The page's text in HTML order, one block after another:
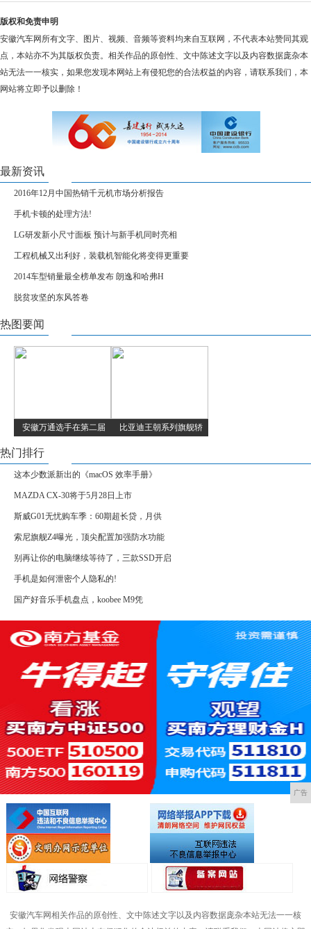
版权和免责申明
安徽汽车网所有文字、图片、视频、音频等资料均来自互联网，不代表本站赞同其观
点，本站亦不为其版权负责。相关作品的原创性、文中陈述文字以及内容数据庞杂本
站无法一一核实，如果您发现本网站上有侵犯您的合法权益的内容，请联系我们，本
网站将立即予以删除！
最新资讯
2016年12月中国热销千元机市场分析报告
手机卡顿的处理方法!
LG研发新小尺寸面板 预计与新手机同时亮相
工程机械又出利好，装载机智能化将变得更重要
2014车型销量最全榜单发布 朗逸和哈弗H
脱贫攻坚的东风答卷
热图要闻
安徽万通选手在第二届 比亚迪王朝系列旗舰轿
热门排行
这本少数派新出的《macOS 效率手册》
MAZDA CX-30将于5月28日上市
斯威G01无忧购车季：60期超长贷，月供
索尼旗舰Z4曝光，顶尖配置加强防水功能
别再让你的电脑继续等待了，三款SSD开启
手机是如何泄密个人隐私的!
国产好音乐手机盘点，koobee M9凭
广告
安徽汽车网相关作品的原创性、文中陈述文字以及内容数据庞杂本站无法一一核